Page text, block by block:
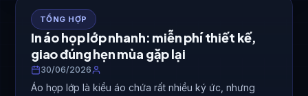
TỔNG HỢP
In áo họp lớp nhanh: miễn phí thiết kế,
giao đúng hẹn mùa gặp lại
30/06/2026
Áo họp lớp là kiểu áo chứa rất nhiều ký ức, nhưng